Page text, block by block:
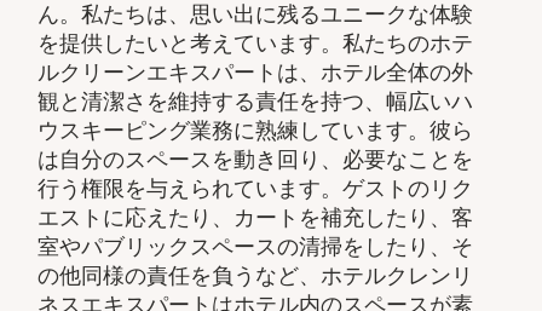
ん。私たちは、思い出に残るユニークな体験
を提供したいと考えています。私たちのホテ
ルクリーンエキスパートは、ホテル全体の外
観と清潔さを維持する責任を持つ、幅広いハ
ウスキーピング業務に熟練しています。彼ら
は自分のスペースを動き回り、必要なことを
行う権限を与えられています。ゲストのリク
エストに応えたり、カートを補充したり、客
室やパブリックスペースの清掃をしたり、そ
の他同様の責任を負うなど、ホテルクレンリ
ネスエキスパートはホテル内のスペースが素